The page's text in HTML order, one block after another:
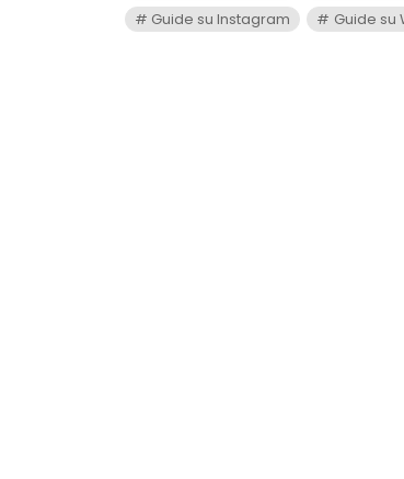
Guide su Instagram
Guide su